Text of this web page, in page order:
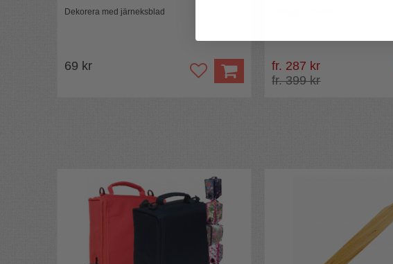
Dekorera med järneksblad
69 kr
fr. 287 kr
fr. 399 kr